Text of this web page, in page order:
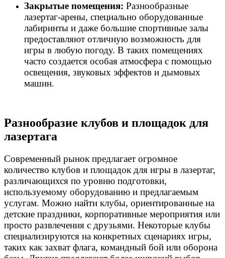
Закрытые помещения: Разнообразные
лазертаг-арены, специально оборудованные
лабиринты и даже большие спортивные залы
предоставляют отличную возможность для
игры в любую погоду. В таких помещениях
часто создается особая атмосфера с помощью
освещения, звуковых эффектов и дымовых
машин.
Разнообразие клубов и площадок для
лазертага
Современный рынок предлагает огромное
количество клубов и площадок для игры в лазертаг,
различающихся по уровню подготовки,
используемому оборудованию и предлагаемым
услугам. Можно найти клубы, ориентированные на
детские праздники, корпоративные мероприятия или
просто развлечения с друзьями. Некоторые клубы
специализируются на конкретных сценариях игры,
таких как захват флага, командный бой или оборона